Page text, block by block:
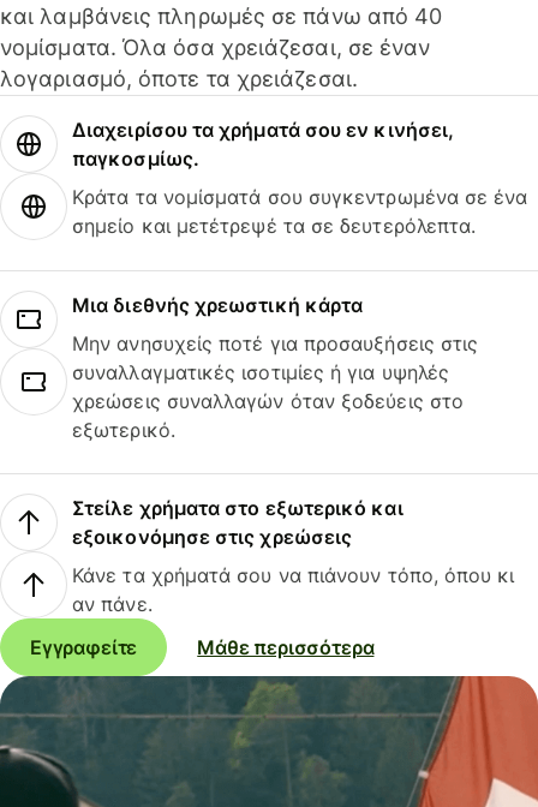
και λαμβάνεις πληρωμές σε πάνω από 40
νομίσματα. Όλα όσα χρειάζεσαι, σε έναν
λογαριασμό, όποτε τα χρειάζεσαι.
Διαχειρίσου τα χρήματά σου εν κινήσει,
παγκοσμίως.
Κράτα τα νομίσματά σου συγκεντρωμένα σε ένα
σημείο και μετέτρεψέ τα σε δευτερόλεπτα.
Μια διεθνής χρεωστική κάρτα
Μην ανησυχείς ποτέ για προσαυξήσεις στις
συναλλαγματικές ισοτιμίες ή για υψηλές
χρεώσεις συναλλαγών όταν ξοδεύεις στο
εξωτερικό.
Στείλε χρήματα στο εξωτερικό και
εξοικονόμησε στις χρεώσεις
Κάνε τα χρήματά σου να πιάνουν τόπο, όπου κι
αν πάνε.
Εγγραφείτε
Μάθε περισσότερα